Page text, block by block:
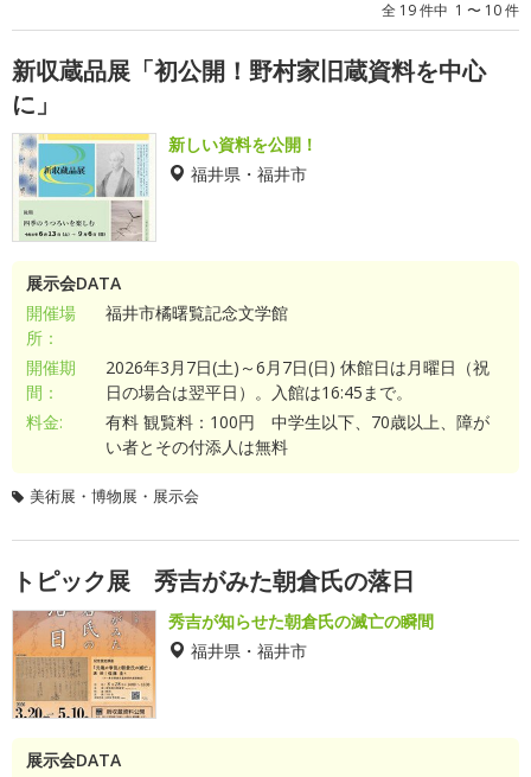
全 19 件中 1 〜 10 件
新収蔵品展「初公開！野村家旧蔵資料を中心
に」
新しい資料を公開！
福井県・福井市
展示会DATA
開催場
所：
福井市橘曙覧記念文学館
開催期
間：
2026年3月7日(土)～6月7日(日) 休館日は月曜日（祝
日の場合は翌平日）。入館は16:45まで。
料金:
有料 観覧料：100円 中学生以下、70歳以上、障が
い者とその付添人は無料
美術展・博物展・展示会
トピック展 秀吉がみた朝倉氏の落日
秀吉が知らせた朝倉氏の滅亡の瞬間
福井県・福井市
展示会DATA